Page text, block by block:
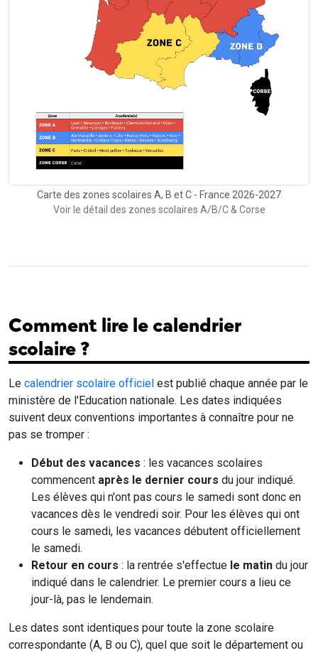
Carte des zones scolaires A, B et C - France 2026-2027
Voir le détail des zones scolaires A/B/C & Corse
Comment lire le calendrier
scolaire ?
Le calendrier scolaire officiel est publié chaque année par le
ministère de l'Education nationale. Les dates indiquées
suivent deux conventions importantes à connaître pour ne
pas se tromper :
Début des vacances : les vacances scolaires
commencent après le dernier cours du jour indiqué.
Les élèves qui n'ont pas cours le samedi sont donc en
vacances dès le vendredi soir. Pour les élèves qui ont
cours le samedi, les vacances débutent officiellement
le samedi.
Retour en cours : la rentrée s'effectue le matin du jour
indiqué dans le calendrier. Le premier cours a lieu ce
jour-là, pas le lendemain.
Les dates sont identiques pour toute la zone scolaire
correspondante (A, B ou C), quel que soit le département ou